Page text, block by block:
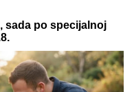
je nestala: Posle
je kada je saznao